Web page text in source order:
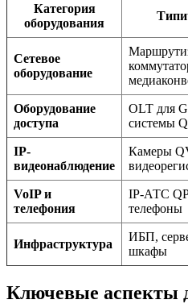
Категория
оборудования
Сетевое
оборудование
Оборудование
доступа
OLT для
системы
IP-
видеонаблюдение
Камеры
VoIP и
телефония
IP-АТС
телефоны
Инфраструктура
ИБП,
шкафы
Ключевые аспекты